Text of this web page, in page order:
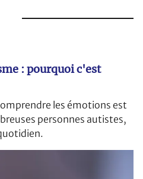
: pourquoi c'est
les émotions est
personnes autistes,